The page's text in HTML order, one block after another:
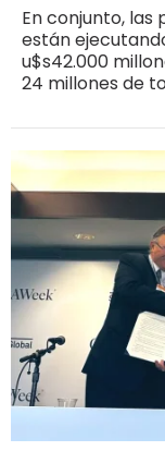
En conjunto,
están
u$s42.000
24 millones de